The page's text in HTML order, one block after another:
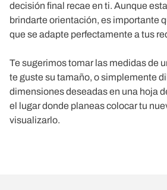
decisión final recae en ti. Aunque
brindarte orientación, es importante
que se adapte perfectamente a tus
Te sugerimos tomar las medidas de
te guste su tamaño, o simplemente
dimensiones deseadas en una hoja
el lugar donde planeas colocar tu
visualizarlo.